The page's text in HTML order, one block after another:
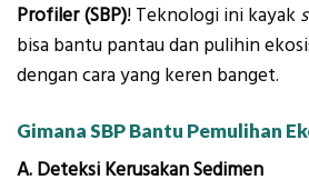
Profiler (SBP)! Teknologi ini kayak
bisa bantu pantau dan pulihin
dengan cara yang keren banget.
Gimana SBP Bantu Pemulihan
A. Deteksi Kerusakan Sedimen